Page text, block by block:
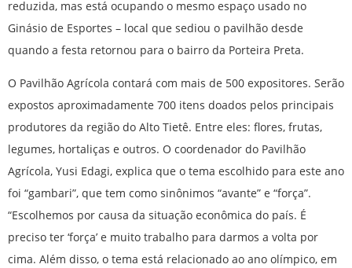
reduzida, mas está ocupando o mesmo espaço usado no
Ginásio de Esportes – local que sediou o pavilhão desde
quando a festa retornou para o bairro da Porteira Preta.
O Pavilhão Agrícola contará com mais de 500 expositores. Serão
expostos aproximadamente 700 itens doados pelos principais
produtores da região do Alto Tietê. Entre eles: flores, frutas,
legumes, hortaliças e outros. O coordenador do Pavilhão
Agrícola, Yusi Edagi, explica que o tema escolhido para este ano
foi “gambari”, que tem como sinônimos “avante” e “força”.
“Escolhemos por causa da situação econômica do país. É
preciso ter ‘força’ e muito trabalho para darmos a volta por
cima. Além disso, o tema está relacionado ao ano olímpico, em